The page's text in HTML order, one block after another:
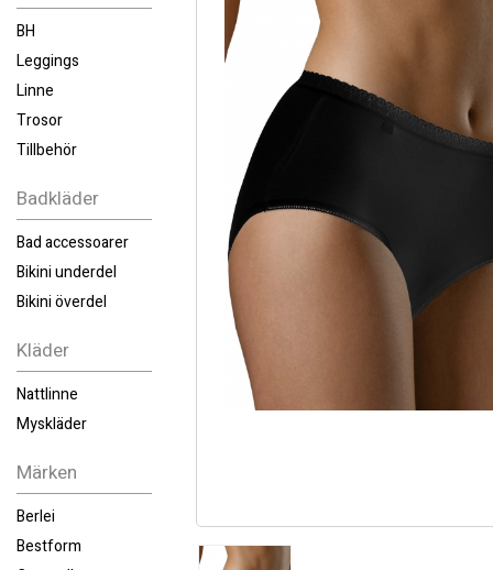
BH
Leggings
Linne
Trosor
Tillbehör
Badkläder
Bad accessoarer
Bikini underdel
Bikini överdel
Kläder
Nattlinne
Myskläder
Märken
Berlei
Bestform